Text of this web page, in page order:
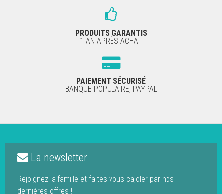
PRODUITS GARANTIS
1 AN APRÈS ACHAT
PAIEMENT SÉCURISÉ
BANQUE POPULAIRE, PAYPAL
La newsletter
Rejoignez la famille et faites-vous cajoler par nos
dernières offres !